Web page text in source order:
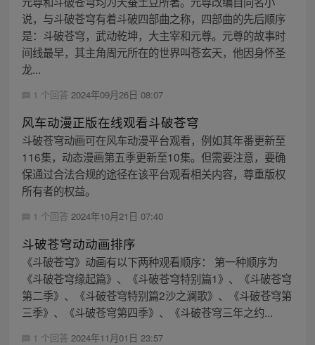
说，与斗破苍穹有着斗破四部曲之称，四部曲的先后顺序
是：斗破苍穹，武动乾坤，大主宰和元尊。元尊的故事时
间线最早，其主角周元所在的世界叫苍玄天，他因身怀圣
龙...
1 个回答 2024年09月26日 08:07
风车动漫正版在线观看斗破苍穹
斗破苍穹动画可在风车动漫平台观看，例如其年番更新至
116集，动态漫画第五季更新至10集。但需要注意，要确
保通过合法合规的途径在该平台观看相关内容，尊重版权
所有者的权益。
1 个回答 2024年10月21日 07:40
斗破苍穹动动画排序
《斗破苍穹》动画有以下两种观看顺序： 第一种顺序为
《斗破苍穹缘起篇》、《斗破苍穹特别篇1》、《斗破苍穹
第二季》、《斗破苍穹特别篇2沙之澜歌》、《斗破苍穹第
三季》、《斗破苍穹第四季》、《斗破苍穹三年之约...
1 个回答 2024年11月01日 23:57